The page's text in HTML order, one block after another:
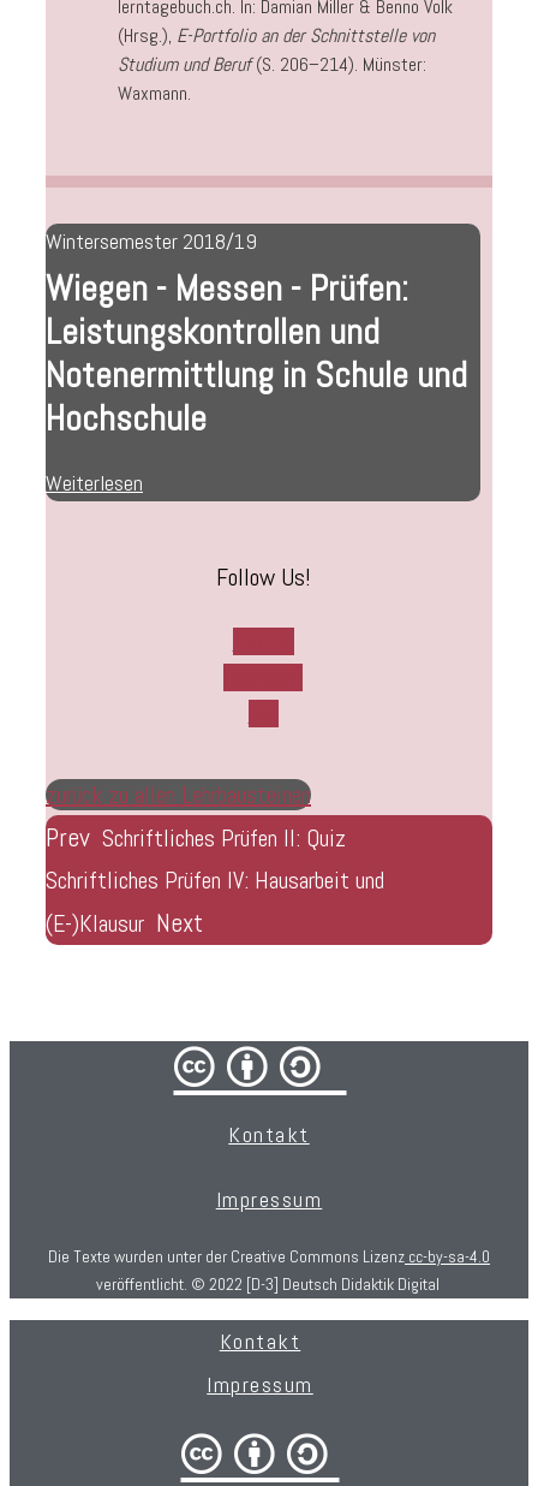
lerntagebuch.ch. In: Damian Miller & Benno Volk
(Hrsg.), E-Portfolio an der Schnittstelle von
Studium und Beruf(S. 206–214). Münster:
Waxmann.
Wintersemester 2018/19
Wiegen - Messen - Prüfen:
Leistungskontrollen und
Notenermittlung in Schule und
Hochschule
Weiterlesen
Follow Us!
zurück zu allen Lehrbausteinen
Prev Schriftliches Prüfen II: Quiz
Schriftliches Prüfen IV: Hausarbeit und
(E-)Klausur Next
cba/
Kontakt
Impressum
Die Texte wurden unter der Creative Commons Lizenz cc-by-sa-4.0
veröffentlicht. © 2022 [D-3] Deutsch Didaktik Digital
Kontakt
Impressum
cba